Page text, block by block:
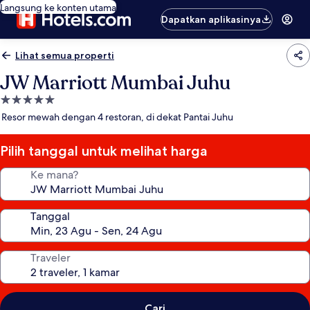
Langsung ke konten utama
Dapatkan aplikasinya
Lihat semua properti
JW Marriott Mumbai Juhu
Properti
bintang
Resor mewah dengan 4 restoran, di dekat Pantai Juhu
Pilih tanggal untuk melihat harga
Ke mana?
Tanggal
Traveler